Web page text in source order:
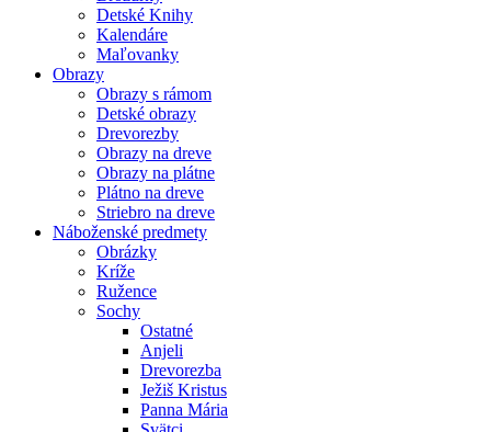
Detské Knihy
Kalendáre
Maľovanky
Obrazy
Obrazy s rámom
Detské obrazy
Drevorezby
Obrazy na dreve
Obrazy na plátne
Plátno na dreve
Striebro na dreve
Náboženské predmety
Obrázky
Kríže
Ružence
Sochy
Ostatné
Anjeli
Drevorezba
Ježiš Kristus
Panna Mária